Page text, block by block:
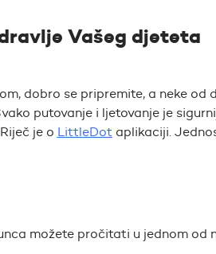
Vašeg djeteta
dobro se pripremite, a neke
putovanje i ljetovanje je
je o LittleDotaplikaciji.
možete pročitati u jednom od